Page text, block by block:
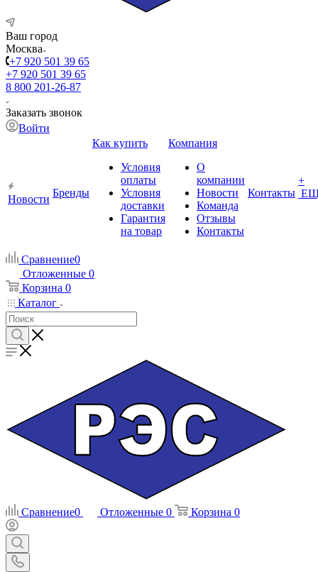
Ваш город
Москва
+7 920 501 39 65
+7 920 501 39 65
8 800 201-26-87
Заказать звонок
Войти
Новости
Бренды
Как купить
Условия
оплаты
Условия
доставки
Гарантия
на товар
Компания
О
компании
Новости
Команда
Отзывы
Контакты
Контакты
+
Сравнение0
Отложенные 0
Корзина 0
Каталог
Сравнение0 Отложенные 0 Корзина 0